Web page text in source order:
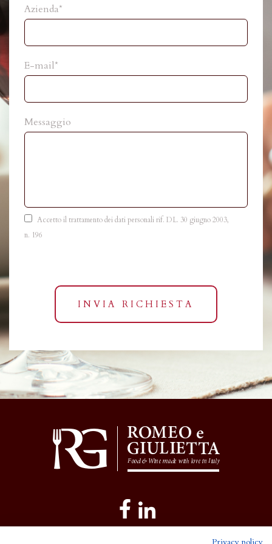
Azienda*
E-mail*
Messaggio
Accetto il trattamento dei dati personali rif. DL. 30 giugno 2003,
n. 196
INVIA RICHIESTA